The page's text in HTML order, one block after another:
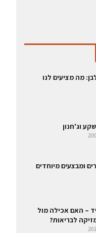
מה מציעים לנו
וג'חנון
עם מוצרים ומבצעים מיוחדים
– האם אכילה מול
לבריאות?